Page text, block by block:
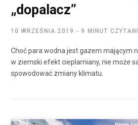
„dopalacz”
10 WRZEŚNIA 2019 9 MINUT
Choć para wodna jest gazem mającym
w ziemski efekt cieplarniany, nie może
spowodować zmiany klimatu.